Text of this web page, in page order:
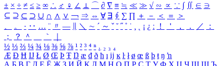
± × ÷ ≠ ≤ ≥ ∞ ∴ ♂ ♀ ∠ ⊥ ⌒ ∂ ∇ ≡ ≒ ≪ ≫ √ ∽ ∝ ∵ ∫ ∬ ∈ ∋
⊆ ⊇ ⊂ ⊃ ∪ ∩ ∧ ∨ ￢ ⇒ ⇔ ∀ ∃ ∮ ∑ ∏ ＋ － ＜ ＝
＞
、
。 · ‥ … ¨ 〃 ― ＼ ∼ ´ ～ ˇ ˘ ˝ ˚ ˙ ¸ ¡ ¿ ː ！ ＇ ， ． ／
：
；
？ ＾ ｀
½ ⅓ ⅔ ¼ ¾ ⅛ ⅜ ⅝ ⅞ ¹ ² ³ ⁴ ⁿ ₁ ₂ ₃ ₄
Æ Ð Ħ Ĳ Ł Ø Œ Þ Ŧ Ŋ æ đ ð ħ ı ĳ ĸ ŀ ł ø œ ß þ ŧ ŋ ŉ